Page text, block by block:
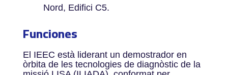
Nord, Edifici C5.
Funciones
El IEEC està liderant un demostrador en
òrbita de les tecnologies de diagnòstic de la